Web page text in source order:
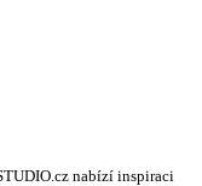
nabízí inspiraci